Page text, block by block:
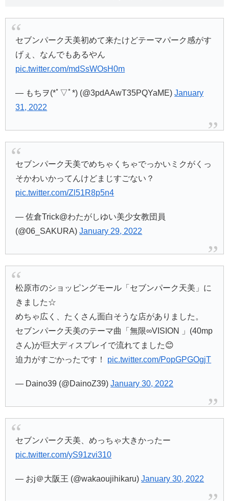
セブンパーク天美初めて来たけどテーマパーク感がす
げぇ、なんでもあるやん
pic.twitter.com/mdSsWOsH0m
— もちヲ(*ﾟ▽ﾟ*) (@3pdAAwT35PQYaME)January
31, 2022
セブンパーク天美でめちゃくちゃでっかいミクがくっ
そかわいかってんけどまじすごない？
pic.twitter.com/Zl51R8p5n4
— 佐倉Trick@わたがしゆい美少女教団員
(@06_SAKURA)January 29, 2022
松原市のショッピングモール「セブンパーク天美」に
きました☆
めちゃ広く、たくさん面白そうな店がありました。
セブンパーク天美のテーマ曲「無限∞VISION 」(40mp
さん)が巨大ディスプレイで流れてました😊
迫力がすごかったです！ pic.twitter.com/PopGPGOgjT
— Daino39 (@DainoZ39)January 30, 2022
セブンパーク天美、めっちゃ大きかったー
pic.twitter.com/yS91zvi310
— おj＠大阪王 (@wakaoujihikaru)January 30, 2022